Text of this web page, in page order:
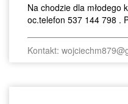
Na chodzie dla młodego
oc.telefon 537 144 798 .
Kontakt: